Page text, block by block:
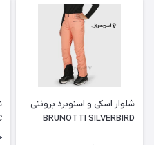
شلوار اسکی و اسنوبرد برونتی
BRUNOTTI SILVERBIRD